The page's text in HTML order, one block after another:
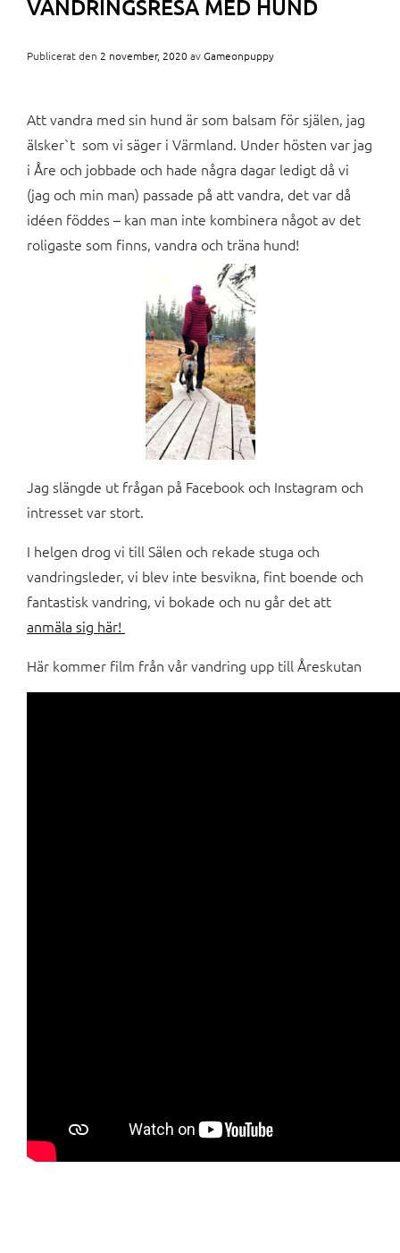
VANDRINGSRESA MED HUND
Publicerat den 2 november, 2020 avGameonpuppy
Att vandra med sin hund är som balsam för själen, jag
älsker`t som vi säger i Värmland. Under hösten var jag
i Åre och jobbade och hade några dagar ledigt då vi
(jag och min man) passade på att vandra, det var då
idéen föddes – kan man inte kombinera något av det
roligaste som finns, vandra och träna hund!
Jag slängde ut frågan på Facebook och Instagram och
intresset var stort.
I helgen drog vi till Sälen och rekade stuga och
vandringsleder, vi blev inte besvikna, fint boende och
fantastisk vandring, vi bokade och nu går det att
anmäla sig här!
Här kommer film från vår vandring upp till Åreskutan